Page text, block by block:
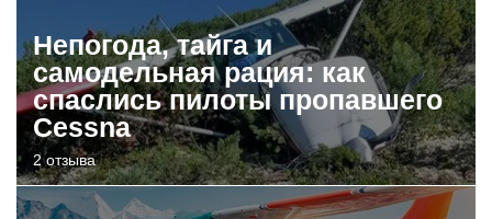
Непогода, тайга и
самодельная рация: как
спаслись пилоты пропавшего
Cessna
2 отзыва